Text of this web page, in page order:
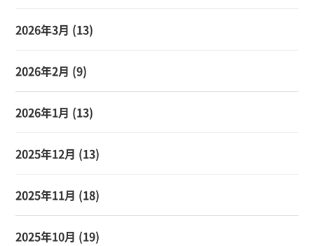
2026年3月 (13)
2026年2月 (9)
2026年1月 (13)
2025年12月 (13)
2025年11月 (18)
2025年10月 (19)